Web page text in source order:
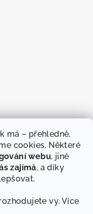
má – přehledně,
cookies. Některé
webu, jiné
zajímá, a díky
vy. Více